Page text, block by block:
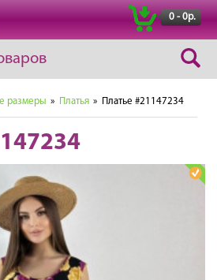
0 - 0р.
размеры » Платья » Платье #21147234